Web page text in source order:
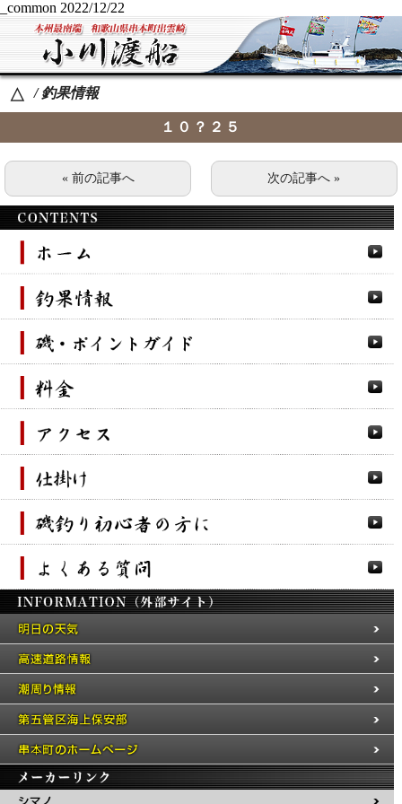
_common 2022/12/22
△ / 釣果情報
１０？２５
« 前の記事へ 次の記事へ »